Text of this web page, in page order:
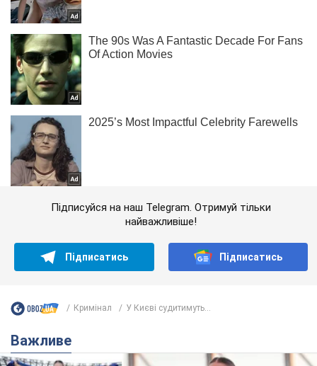
Підписуйся на наш Telegram. Отримуй тільки
найважливіше!
Підписатись Підписатись
Кримінал У Києві судитимуть...
Важливе